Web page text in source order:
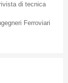
rivista di tecnica
Ferroviari